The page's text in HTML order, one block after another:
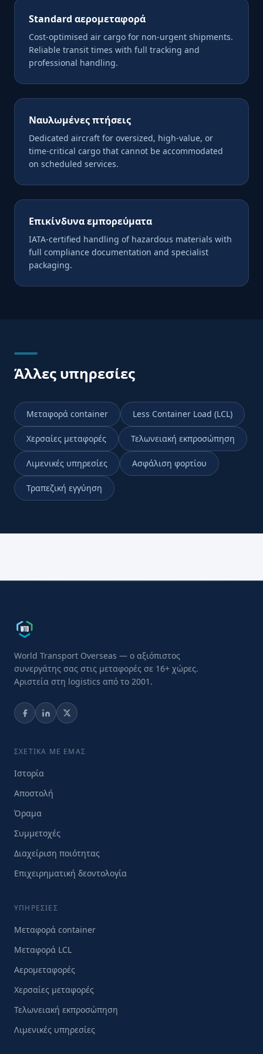
Standard αερομεταφορά
Cost-optimised air cargo for non-urgent shipments.
Reliable transit times with full tracking and
professional handling.
Ναυλωμένες πτήσεις
Dedicated aircraft for oversized, high-value, or
time-critical cargo that cannot be accommodated
on scheduled services.
Επικίνδυνα εμπορεύματα
IATA-certified handling of hazardous materials with
full compliance documentation and specialist
packaging.
Άλλες υπηρεσίες
Μεταφορά container Less Container Load (LCL)
Χερσαίες μεταφορές Τελωνειακή εκπροσώπηση
Λιμενικές υπηρεσίες Ασφάλιση φορτίου
Τραπεζική εγγύηση
World Transport Overseas — ο αξιόπιστος
συνεργάτης σας στις μεταφορές σε 16+ χώρες.
Αριστεία στη logistics από το 2001.
ΣΧΕΤΙΚΆ ΜΕ ΕΜΆΣ
Ιστορία
Αποστολή
Όραμα
Συμμετοχές
Διαχείριση ποιότητας
Επιχειρηματική δεοντολογία
ΥΠΗΡΕΣΊΕΣ
Μεταφορά container
Μεταφορά LCL
Αερομεταφορές
Χερσαίες μεταφορές
Τελωνειακή εκπροσώπηση
Λιμενικές υπηρεσίες